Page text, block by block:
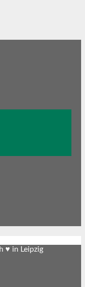
♥ in Leipzig